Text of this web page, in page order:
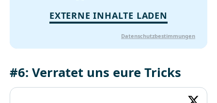
EXTERNE INHALTE LADEN
Datenschutzbestimmungen
#6: Verratet uns eure Tricks